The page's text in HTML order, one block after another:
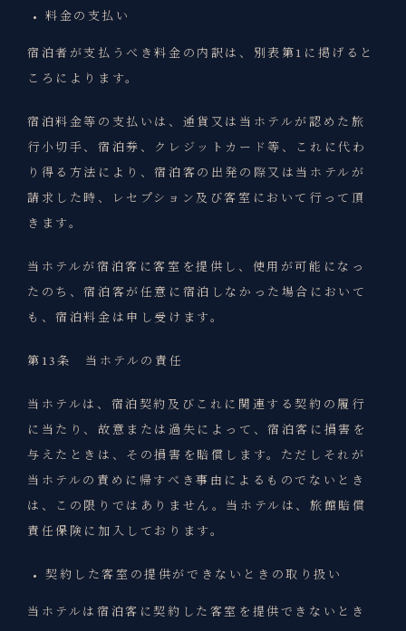
料金の支払い
宿泊者が支払うべき料金の内訳は、別表第1に掲げると
ころによります。
宿泊料金等の支払いは、通貨又は当ホテルが認めた旅
行小切手、宿泊券、クレジットカード等、これに代わ
り得る方法により、宿泊客の出発の際又は当ホテルが
請求した時、レセプション及び客室において行って頂
きます。
当ホテルが宿泊客に客室を提供し、使用が可能になっ
たのち、宿泊客が任意に宿泊しなかった場合において
も、宿泊料金は申し受けます。
第13条 当ホテルの責任
当ホテルは、宿泊契約及びこれに関連する契約の履行
に当たり、故意または過失によって、宿泊客に損害を
与えたときは、その損害を賠償します。ただしそれが
当ホテルの責めに帰すべき事由によるものでないとき
は、この限りではありません。当ホテルは、旅館賠償
責任保険に加入しております。
契約した客室の提供ができないときの取り扱い
当ホテルは宿泊客に契約した客室を提供できないとき